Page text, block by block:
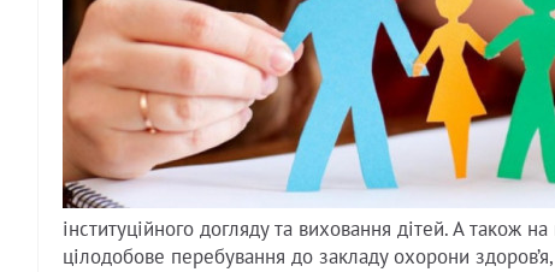
інституційного догляду та виховання дітей. А також
цілодобове перебування до закладу охорони